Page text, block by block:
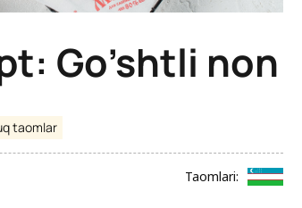
Go’shtli non
taomlar
Taomlari: